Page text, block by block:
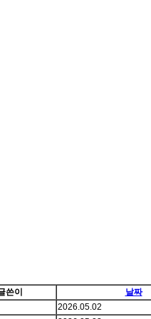
쓴이 날짜
2026.05.02